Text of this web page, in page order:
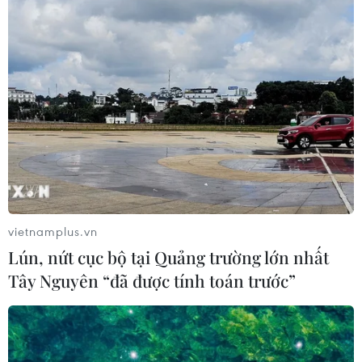
Tổng Biên tập: TRẦN TIẾN DUẨN
Phó Tổng Biên tập: NGUYỄN THỊ TÁM, KHÚC THANH
THỦY
Sở hữu trí tuệ
Quy định sử dụng
RSS
Hỗ trợ
Ngôn ngữ
TTXVN
Dịch vụ tin
Quảng cáo
Liên hệ
Giấy phép số: 1374/GP-BTTTT do Bộ Thông tin và Truyền thông
cấp ngày 11/9/2008.
vietnamplus.vn
Lún, nứt cục bộ tại Quảng trường lớn nhất
Tây Nguyên “đã được tính toán trước”